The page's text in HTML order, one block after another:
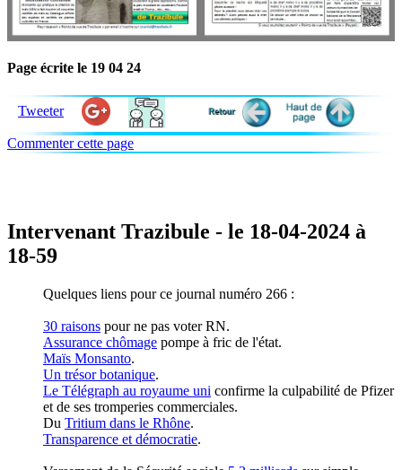
Page écrite le 19 04 24
Tweeter
Commenter cette page
Intervenant Trazibule - le 18-04-2024 à
18-59
Quelques liens pour ce journal numéro 266 :
30 raisons pour ne pas voter RN.
Assurance chômage pompe à fric de l'état.
Maïs Monsanto.
Un trésor botanique.
Le Télégraph au royaume uni confirme la culpabilité de Pfizer
et de ses tromperies commerciales.
Du Tritium dans le Rhône.
Transparence et démocratie.